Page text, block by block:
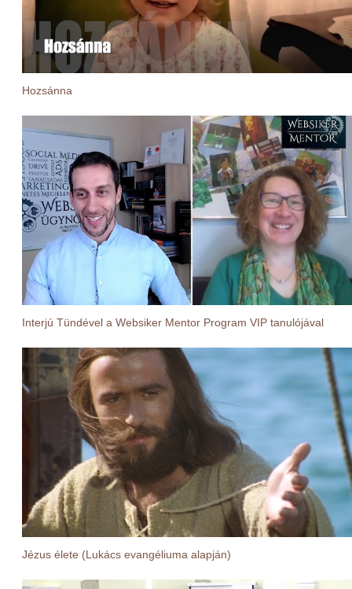
Hozsánna
Interjú Tündével a Websiker Mentor Program VIP tanulójával
Jézus élete (Lukács evangéliuma alapján)